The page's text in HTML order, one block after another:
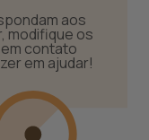
aos
modifique os
contato
em ajudar!